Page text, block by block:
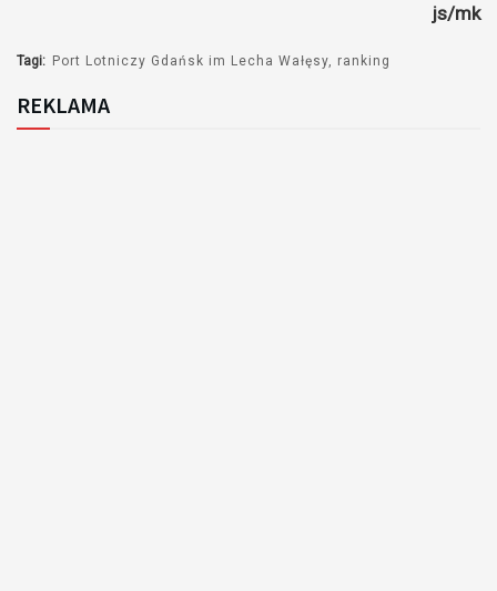
js/mk
Tagi: Port Lotniczy Gdańsk im Lecha Wałęsy ranking
REKLAMA